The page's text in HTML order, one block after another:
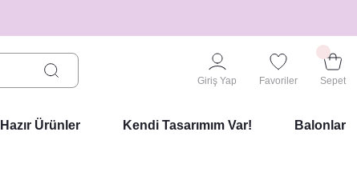
Giriş Yap Favoriler Sepet
Hazır Ürünler Kendi Tasarımım Var! Balonlar